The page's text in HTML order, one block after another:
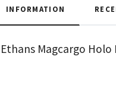
INFORMATION
Ethans Magcargo